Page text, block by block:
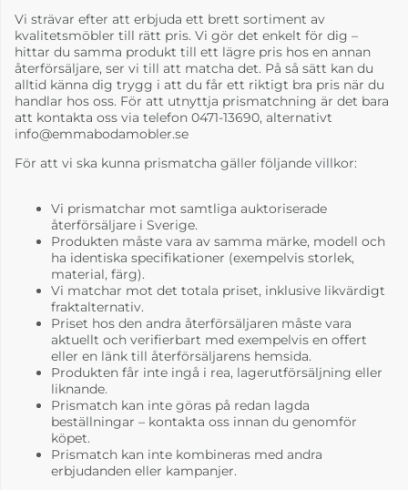
6-8 Veckor
6-8 Veckor
Luxembourg Honey
6-8 Veckor
Mint
6-8 Veckor
Luxembourg
Liquorice
Luxembourg
Nutmeg
Vi strävar efter att erbjuda ett brett sortiment av
kvalitetsmöbler till rätt pris. Vi gör det enkelt för dig –
hittar du samma produkt till ett lägre pris hos en annan
återförsäljare, ser vi till att matcha det. På så sätt kan du
alltid känna dig trygg i att du får ett riktigt bra pris när du
handlar hos oss. För att utnyttja prismatchning är det bara
att kontakta oss via telefon 0471-13690, alternativt
info@emmabodamobler.se
För att vi ska kunna prismatcha gäller följande villkor:
Vi prismatchar mot samtliga auktoriserade
återförsäljare i Sverige.
Produkten måste vara av samma märke, modell och
ha identiska specifikationer (exempelvis storlek,
material, färg).
Vi matchar mot det totala priset, inklusive likvärdigt
fraktalternativ.
Priset hos den andra återförsäljaren måste vara
aktuellt och verifierbart med exempelvis en offert
eller en länk till återförsäljarens hemsida.
Produkten får inte ingå i rea, lagerutförsäljning eller
liknande.
Prismatch kan inte göras på redan lagda
beställningar – kontakta oss innan du genomför
köpet.
Prismatch kan inte kombineras med andra
erbjudanden eller kampanjer.